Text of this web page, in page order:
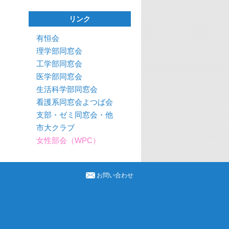
リンク
有恒会
理学部同窓会
工学部同窓会
医学部同窓会
生活科学部同窓会
看護系同窓会よつば会
支部・ゼミ同窓会・他
市大クラブ
女性部会（WPC）
お問い合わせ